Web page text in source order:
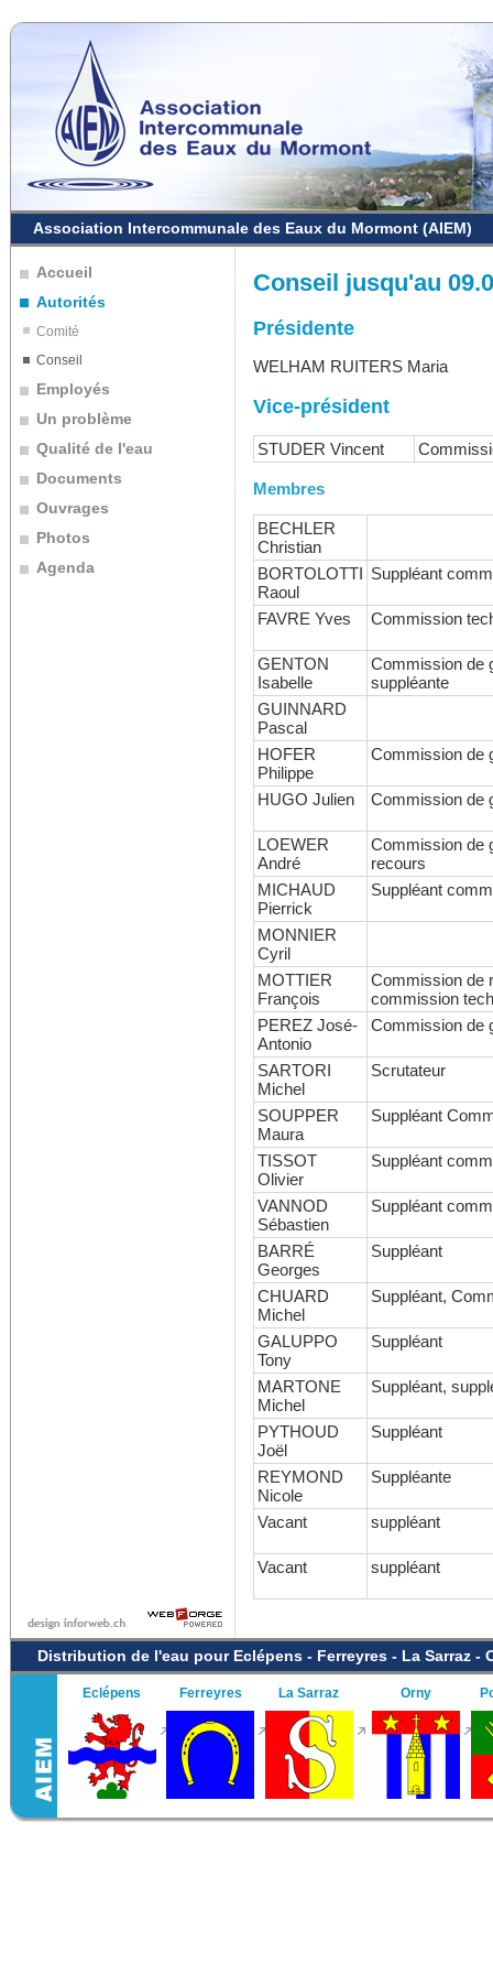
Association Intercommunale des Eaux du Mormont (AIEM)
Accueil
Autorités
Comité
Conseil
Employés
Un problème
Qualité de l'eau
Documents
Ouvrages
Photos
Agenda
Conseil jusqu'au
Présidente
WELHAM RUITERS Maria
Vice-président
STUDER Vincent
Membres
BECHLER
Christian
BORTOLOTTI
Raoul
Suppléant
FAVRE Yves Commission
GENTON
Isabelle
Commission de
suppléante
GUINNARD
Pascal
HOFER
Philippe
Commission de
HUGO Julien Commission de
LOEWER
André
Commission de
recours
MICHAUD
Pierrick
Suppléant
MONNIER
Cyril
MOTTIER
François
Commission de
commission
PEREZ José-
Antonio
Commission de
SARTORI
Michel
Scrutateur
SOUPPER
Maura
Suppléant
TISSOT
Olivier
Suppléant
VANNOD
Sébastien
Suppléant
BARRÉ
Georges
Suppléant
CHUARD
Michel
Suppléant,
GALUPPO
Tony
Suppléant
MARTONE
Michel
Suppléant,
PYTHOUD
Joël
Suppléant
REYMOND
Nicole
Suppléante
Vacant suppléant
Vacant suppléant
Distribution de l'eau pour Eclépens - Ferreyres - La Sarraz -
Eclépens Ferreyres La Sarraz Orny